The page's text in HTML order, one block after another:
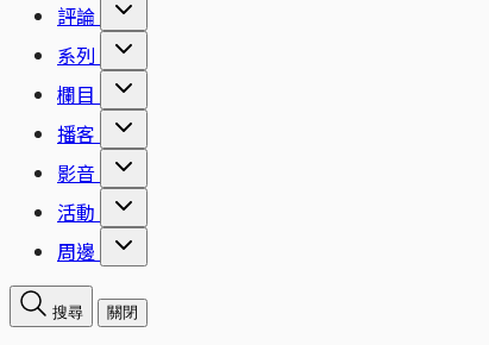
評論
系列
欄目
播客
影音
活動
周邊
搜尋 關閉